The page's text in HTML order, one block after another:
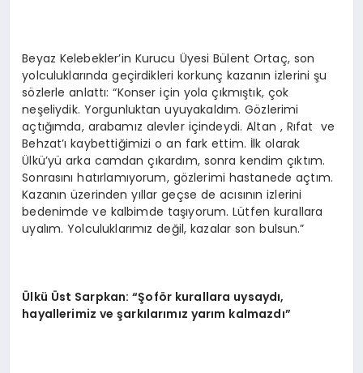
Beyaz Kelebekler’in Kurucu Üyesi Bülent Ortaç, son
yolculuklarında geçirdikleri korkunç kazanın izlerini şu
sözlerle anlattı: “Konser için yola çıkmıştık, çok
neşeliydik. Yorgunluktan uyuyakaldım. Gözlerimi
açtığımda, arabamız alevler içindeydi. Altan , Rıfat ve
Behzat’ı kaybettiğimizi o an fark ettim. İlk olarak
Ülkü’yü arka camdan çıkardım, sonra kendim çıktım.
Sonrasını hatırlamıyorum, gözlerimi hastanede açtım.
Kazanın üzerinden yıllar geçse de acısının izlerini
bedenimde ve kalbimde taşıyorum. Lütfen kurallara
uyalım. Yolculuklarımız değil, kazalar son bulsun.”
Ülkü Üst Sarpkan:“Şoför kurallara uysaydı,
hayallerimiz ve şarkılarımız yarım kalmazdı”